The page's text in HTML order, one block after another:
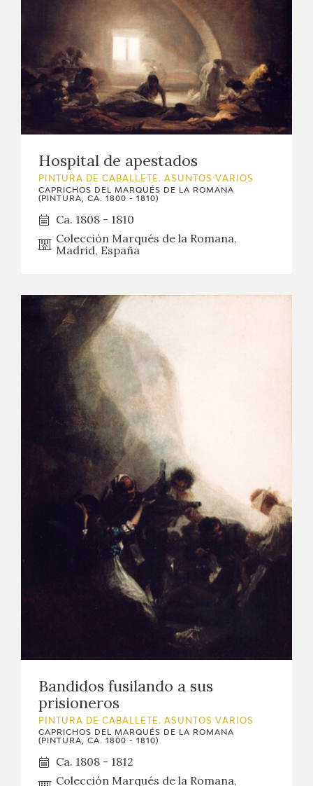
Hospital de apestados
PINTURA DE CABALLETE. ASUNTOS VARIOS
CAPRICHOS DEL MARQUÉS DE LA ROMANA
(PINTURA, CA. 1800 - 1810)
Ca. 1808 - 1810
Colección Marqués de la Romana,
Madrid, España
Bandidos fusilando a sus
prisioneros
PINTURA DE CABALLETE. ASUNTOS VARIOS
CAPRICHOS DEL MARQUÉS DE LA ROMANA
(PINTURA, CA. 1800 - 1810)
Ca. 1808 - 1812
Colección Marqués de la Romana,